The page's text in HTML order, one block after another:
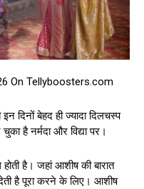
On Tellyboosters.com
दिनों बेहद ही ज्यादा दिलचस्प
है नर्मदा और विद्या पर।
है। जहां आशीष की बारात
है पूरा करने के लिए। आशीष